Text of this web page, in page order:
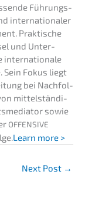
Führungs­
inter­na­tio­na­ler
Prakti­sche
und Unter­
inter­na­tio­na­le
Fokus liegt
bei Nachfol­
mittel­stän­di­
sowie
OFFENSIVE
Learn more >
Next Post →